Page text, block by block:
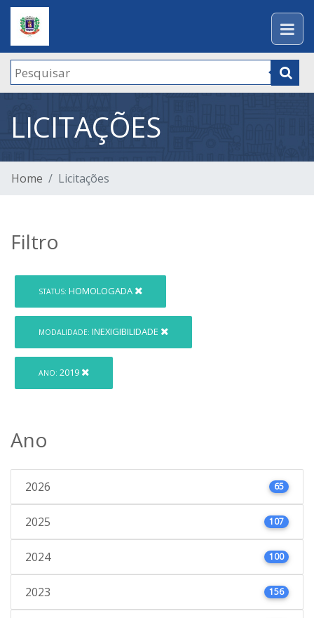
LICITAÇÕES
Home Licitações
Filtro
STATUS: HOMOLOGADA
MODALIDADE: INEXIGIBILIDADE
ANO: 2019
Ano
2026 65
2025 107
2024 100
2023 156